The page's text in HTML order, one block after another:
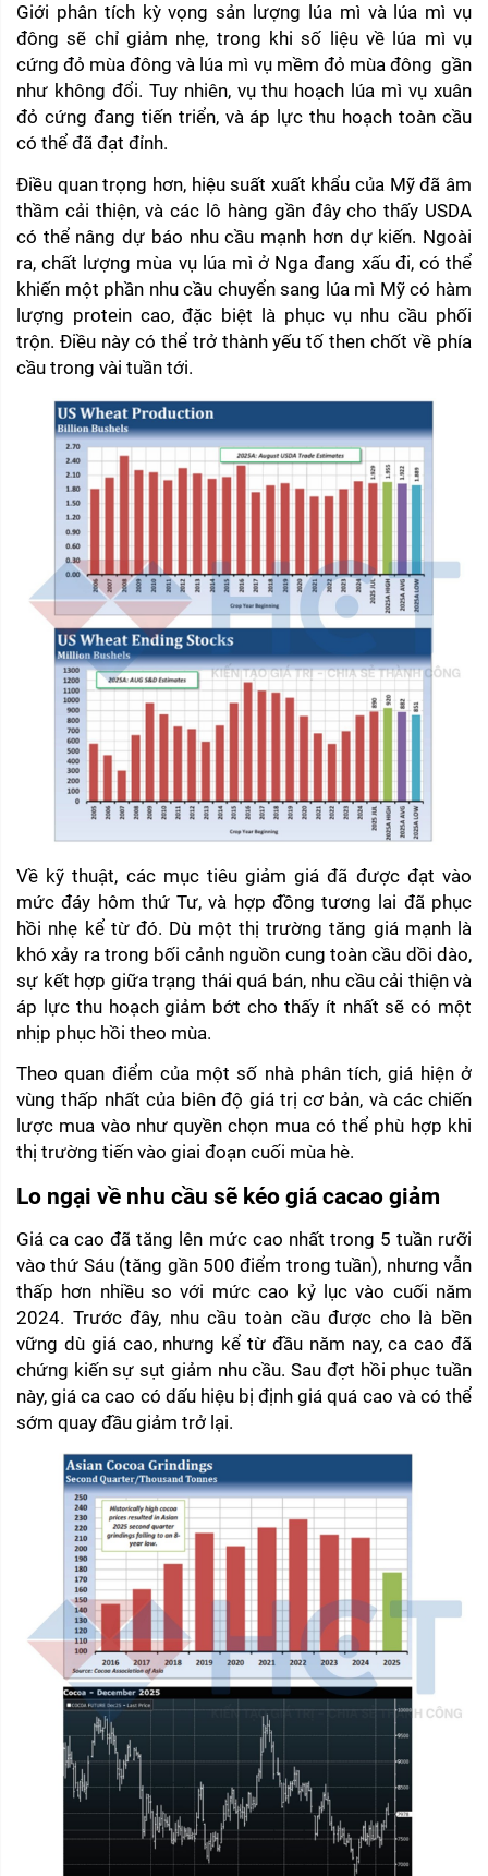
Giới phân tích kỳ vọng sản lượng lúa mì và lúa mì vụ
đông sẽ chỉ giảm nhẹ, trong khi số liệu về lúa mì vụ
cứng đỏ mùa đông và lúa mì vụ mềm đỏ mùa đông  gần
như không đổi. Tuy nhiên, vụ thu hoạch lúa mì vụ xuân
đỏ cứng đang tiến triển, và áp lực thu hoạch toàn cầu
có thể đã đạt đỉnh.
Điều quan trọng hơn, hiệu suất xuất khẩu của Mỹ đã âm
thầm cải thiện, và các lô hàng gần đây cho thấy USDA
có thể nâng dự báo nhu cầu mạnh hơn dự kiến. Ngoài
ra, chất lượng mùa vụ lúa mì ở Nga đang xấu đi, có thể
khiến một phần nhu cầu chuyển sang lúa mì Mỹ có hàm
lượng protein cao, đặc biệt là phục vụ nhu cầu phối
trộn. Điều này có thể trở thành yếu tố then chốt về phía
cầu trong vài tuần tới.
Về kỹ thuật, các mục tiêu giảm giá đã được đạt vào
mức đáy hôm thứ Tư, và hợp đồng tương lai đã phục
hồi nhẹ kể từ đó. Dù một thị trường tăng giá mạnh là
khó xảy ra trong bối cảnh nguồn cung toàn cầu dồi dào,
sự kết hợp giữa trạng thái quá bán, nhu cầu cải thiện và
áp lực thu hoạch giảm bớt cho thấy ít nhất sẽ có một
nhịp phục hồi theo mùa.
Theo quan điểm của một số nhà phân tích, giá hiện ở
vùng thấp nhất của biên độ giá trị cơ bản, và các chiến
lược mua vào như quyền chọn mua có thể phù hợp khi
thị trường tiến vào giai đoạn cuối mùa hè.
Lo ngại về nhu cầu sẽ kéo giá cacao giảm
Giá ca cao đã tăng lên mức cao nhất trong 5 tuần rưỡi
vào thứ Sáu (tăng gần 500 điểm trong tuần), nhưng vẫn
thấp hơn nhiều so với mức cao kỷ lục vào cuối năm
2024. Trước đây, nhu cầu toàn cầu được cho là bền
vững dù giá cao, nhưng kể từ đầu năm nay, ca cao đã
chứng kiến sự sụt giảm nhu cầu. Sau đợt hồi phục tuần
này, giá ca cao có dấu hiệu bị định giá quá cao và có thể
sớm quay đầu giảm trở lại.